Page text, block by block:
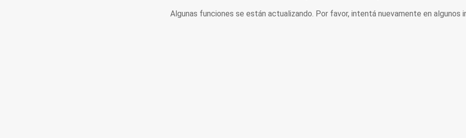
Algunas funciones se están actualizando. Por favor, intentá nuevamente en algunos